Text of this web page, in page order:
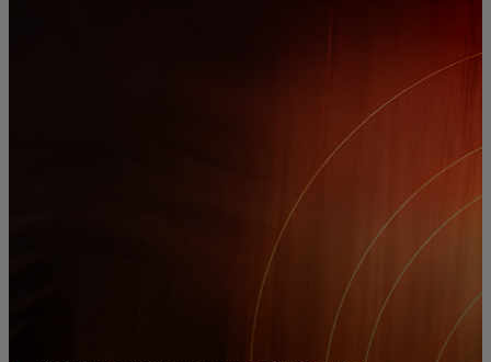
ინოვატორებისთვის
სიახლეები და ტენდენციები